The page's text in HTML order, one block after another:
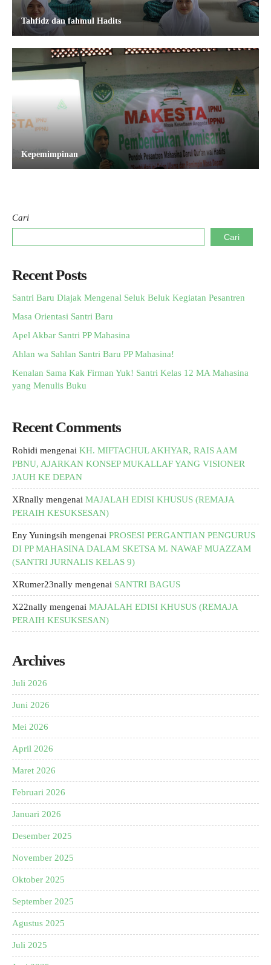
Tahfidz dan fahmul Hadits
Kepemimpinan
Cari
Cari
Recent Posts
Santri Baru Diajak Mengenal Seluk Beluk Kegiatan Pesantren
Masa Orientasi Santri Baru
Apel Akbar Santri PP Mahasina
Ahlan wa Sahlan Santri Baru PP Mahasina!
Kenalan Sama Kak Firman Yuk! Santri Kelas 12 MA Mahasina
yang Menulis Buku
Recent Comments
Rohidi mengenai KH. MIFTACHUL AKHYAR, RAIS AAM
PBNU, AJARKAN KONSEP MUKALLAF YANG VISIONER
JAUH KE DEPAN
XRnally mengenai MAJALAH EDISI KHUSUS (REMAJA
PERAIH KESUKSESAN)
Eny Yuningsih mengenai PROSESI PERGANTIAN PENGURUS
DI PP MAHASINA DALAM SKETSA M. NAWAF MUAZZAM
(SANTRI JURNALIS KELAS 9)
XRumer23nally mengenai SANTRI BAGUS
X22nally mengenai MAJALAH EDISI KHUSUS (REMAJA
PERAIH KESUKSESAN)
Archives
Juli 2026
Juni 2026
Mei 2026
April 2026
Maret 2026
Februari 2026
Januari 2026
Desember 2025
November 2025
Oktober 2025
September 2025
Agustus 2025
Juli 2025